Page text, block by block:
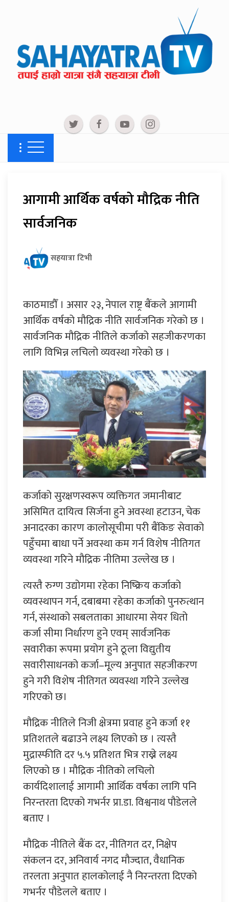
आगामी आर्थिक वर्षको मौद्रिक नीति
सार्वजनिक
सहयात्रा टिभी
काठमाडौँ । असार २३, नेपाल राष्ट्र बैंकले आगामी
आर्थिक वर्षको मौद्रिक नीति सार्वजनिक गरेको छ ।
सार्वजनिक मौद्रिक नीतिले कर्जाको सहजीकरणका
लागि विभिन्न लचिलो व्यवस्था गरेको छ ।
कर्जाको सुरक्षणस्वरूप व्यक्तिगत जमानीबाट
असिमित दायित्व सिर्जना हुने अवस्था हटाउन, चेक
अनादरका कारण कालोसूचीमा परी बैंकिङ सेवाको
पहुँचमा बाधा पर्ने अवस्था कम गर्न विशेष नीतिगत
व्यवस्था गरिने मौद्रिक नीतिमा उल्लेख छ ।
त्यस्तै रुग्ण उद्योगमा रहेका निष्क्रिय कर्जाको
व्यवस्थापन गर्न, दबाबमा रहेका कर्जाको पुनरुत्थान
गर्न, संस्थाको सबलताका आधारमा सेयर धितो
कर्जा सीमा निर्धारण हुने एवम् सार्वजनिक
सवारीका रूपमा प्रयोग हुने ठूला विद्युतीय
सवारीसाधनको कर्जा–मूल्य अनुपात सहजीकरण
हुने गरी विशेष नीतिगत व्यवस्था गरिने उल्लेख
गरिएको छ।
मौद्रिक नीतिले निजी क्षेत्रमा प्रवाह हुने कर्जा ११
प्रतिशतले बढाउने लक्ष्य लिएको छ । त्यस्तै
मुद्रास्फीति दर ५.५ प्रतिशत भित्र राख्ने लक्ष्य
लिएको छ । मौद्रिक नीतिको लचिलो
कार्यदिशालाई आगामी आर्थिक वर्षका लागि पनि
निरन्तरता दिएको गभर्नर प्रा.डा. विश्वनाथ पौडेलले
बताए ।
मौद्रिक नीतिले बैंक दर, नीतिगत दर, निक्षेप
संकलन दर, अनिवार्य नगद मौज्दात, वैधानिक
तरलता अनुपात हालकोलाई नै निरन्तरता दिएको
गभर्नर पौडेलले बताए ।